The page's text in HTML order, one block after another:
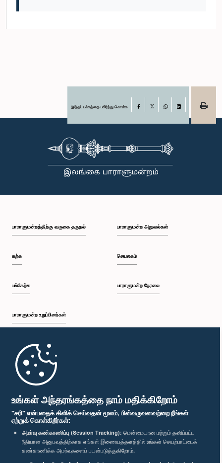
உங்கள் அந்தரங்கத்தை நாம் மதிக்கிறோம்
"சரி" என்பதைக் கிளிக் செய்வதன் மூலம், பின்வருவனவற்றை நீங்கள்
ஏற்றுக் கொள்கிறீர்கள்:
அமர்வு கண்காணிப்பு (Session Tracking): மென்மையான மற்றும் தனிப்பட்ட
ரீதியான அனுபவத்திற்காக எங்கள் இணையத்தளத்தில் உங்கள் செயற்பாட்டைக்
கண்காணிக்க அமர்வுகளைப் பயன்படுத்துகிறோம்.
இந்தப் பக்கத்தை பகிர்ந்து கொள்க Facebook
பாராளுமன்றத்திற்கு வருகை தருதல்
கற்க
பங்கேற்க
பாராளுமன்ற உறுப்பினர்கள்
முதற்பக்கம்
பாராளுமன்ற அலுவல்கள்
செயலகம்
பாராளுமன்ற நேரலை
பாராளுமன்ற கையடக்க செயலி
எம்மை பின்தொடர்க :